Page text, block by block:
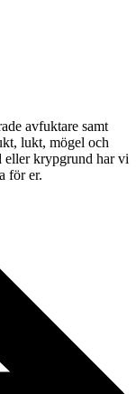
avfuktare samt
lukt, mögel och
eller krypgrund har vi
för er.